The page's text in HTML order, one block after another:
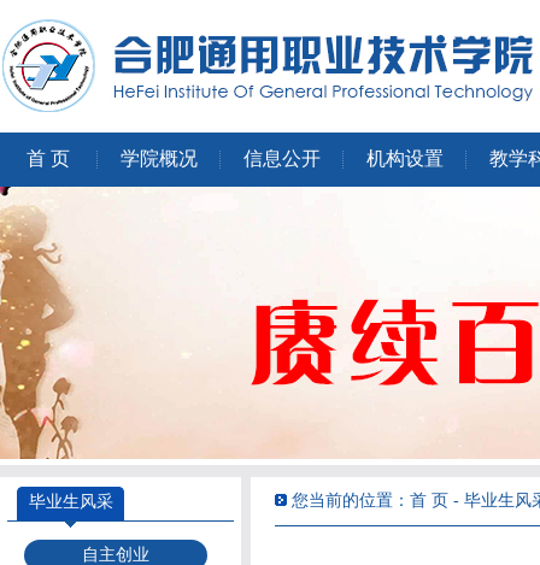
首 页 学院概况 信息公开 机构设置 教学
毕业生风采
自主创业
您当前的位置：首 页 - 毕业生风